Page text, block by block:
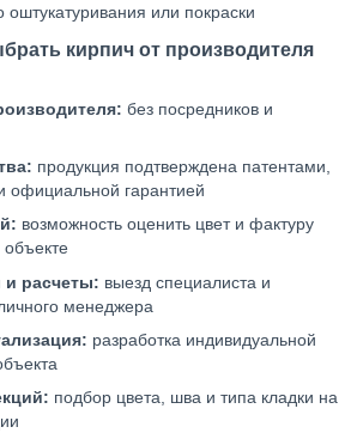
оштукатуривания или покраски
кирпич от производителя
без посредников и
продукция подтверждена патентами,
официальной гарантией
возможность оценить цвет и фактуру
расчеты: выезд специалиста и
менеджера
разработка индивидуальной
подбор цвета, шва и типа кладки на